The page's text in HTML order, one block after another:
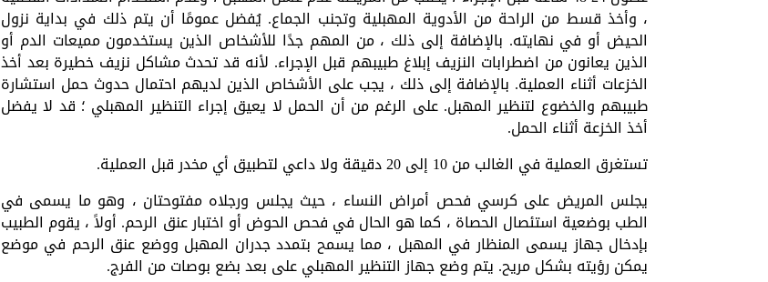
، وأخذ قسط من الراحة من الأدوية المهبلية وتجنب الجماع. يُفضل عمومًا أن يتم ذلك في بداية نزول
الحيض أو في نهايته. بالإضافة إلى ذلك ، من المهم جدًا للأشخاص الذين يستخدمون مميعات الدم أو
الذين يعانون من اضطرابات النزيف إبلاغ طبيبهم قبل الإجراء. لأنه قد تحدث مشاكل نزيف خطيرة بعد أخذ
الخزعات أثناء العملية. بالإضافة إلى ذلك ، يجب على الأشخاص الذين لديهم احتمال حدوث حمل استشارة
طبيبهم والخضوع لتنظير المهبل. على الرغم من أن الحمل لا يعيق إجراء التنظير المهبلي ؛ قد لا يفضل
أخذ الخزعة أثناء الحمل.
تستغرق العملية في الغالب من 10 إلى 20 دقيقة ولا داعي لتطبيق أي مخدر قبل العملية.
يجلس المريض على كرسي فحص أمراض النساء ، حيث يجلس ورجلاه مفتوحتان ، وهو ما يسمى في
الطب بوضعية استئصال الحصاة ، كما هو الحال في فحص الحوض أو اختبار عنق الرحم. أولاً ، يقوم الطبيب
بإدخال جهاز يسمى المنظار في المهبل ، مما يسمح بتمدد جدران المهبل ووضع عنق الرحم في موضع
يمكن رؤيته بشكل مريح. يتم وضع جهاز التنظير المهبلي على بعد بضع بوصات من الفرج.